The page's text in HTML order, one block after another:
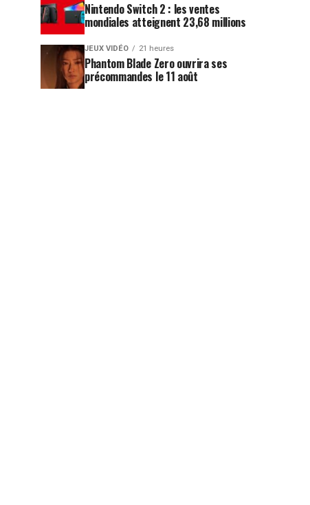
Nintendo Switch 2 : les ventes
mondiales atteignent 23,68 millions
JEUX VIDÉO 21 heures
Phantom Blade Zero ouvrira ses
précommandes le 11 août